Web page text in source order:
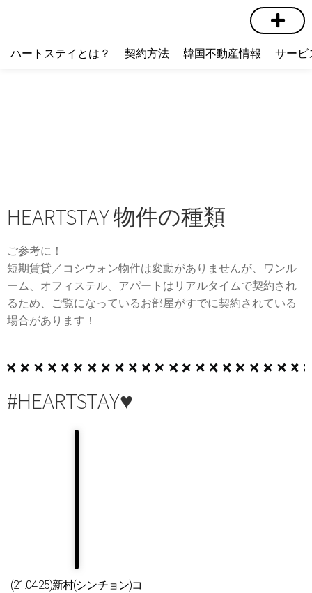
ハートステイとは？ 契約方法 韓国不動産情報 サービ
HEARTSTAY 物件の種類
ご参考に！
短期賃貸／コシウォン物件は変動がありませんが、ワンル
ーム、オフィステル、アパートはリアルタイムで契約され
るため、ご覧になっているお部屋がすでに契約されている
場合があります！
#HEARTSTAY♥
(21.04.25)新村(シンチョン)コ